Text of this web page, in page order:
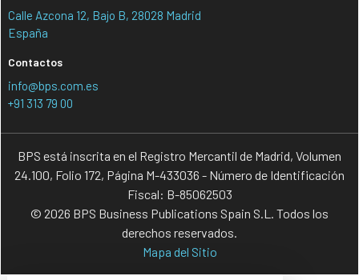
Calle Azcona 12, Bajo B, 28028 Madrid
España
Contactos
info@bps.com.es
+91 313 79 00
BPS está inscrita en el Registro Mercantil de Madrid, Volumen
24.100, Folio 172, Página M-433036 - Número de Identificación
Fiscal: B-85062503
© 2026 BPS Business Publications Spain S.L. Todos los
derechos reservados.
Mapa del Sitio